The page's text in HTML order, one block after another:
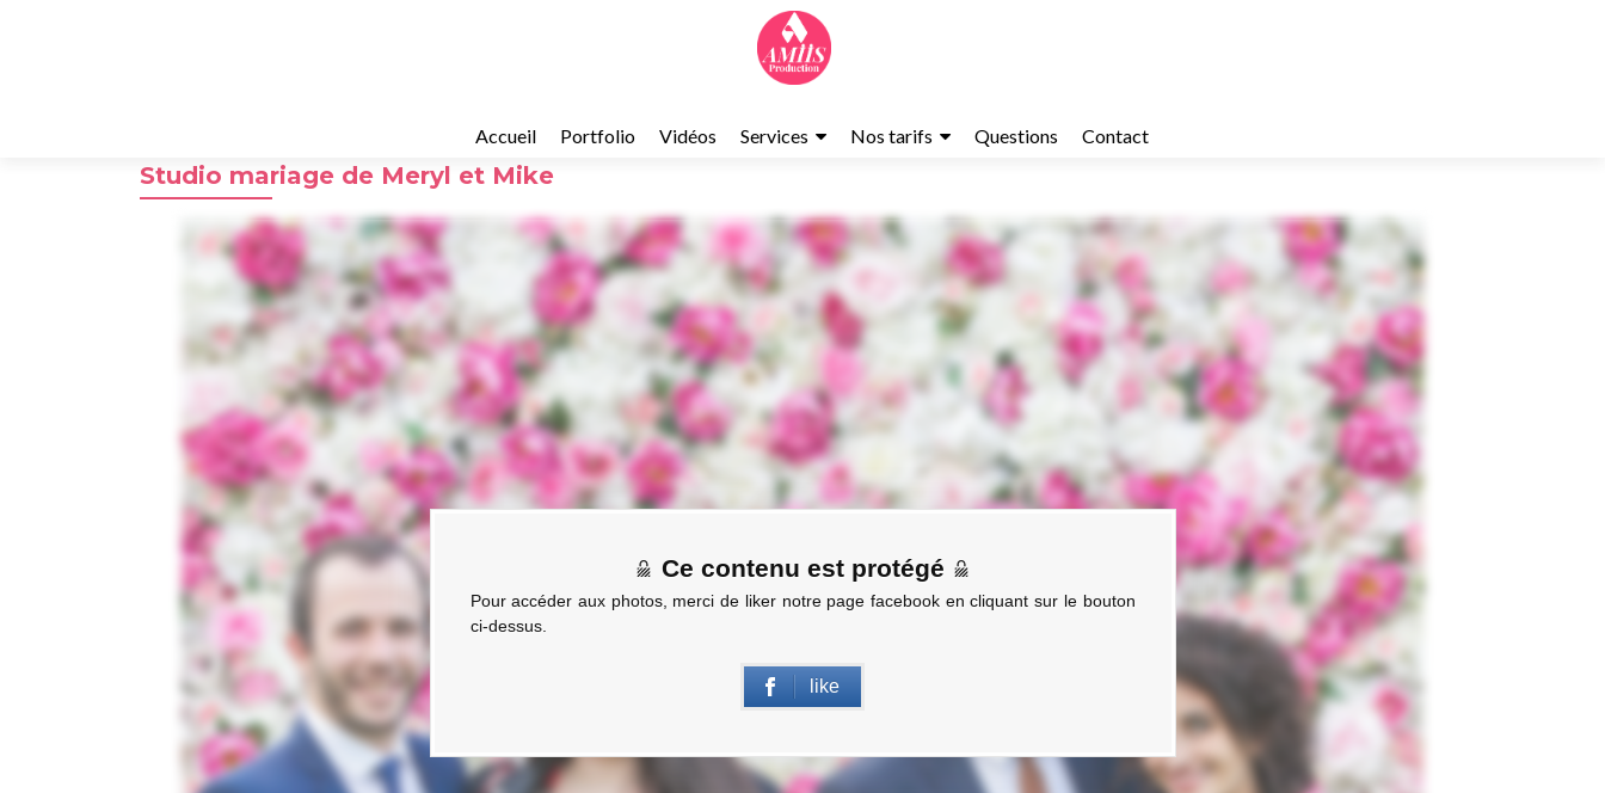
Accueil Portfolio Vidéos Services Nos tarifs Questions Contact
Studio mariage de Meryl et Mike
Ce contenu est protégé
Pour accéder aux photos, merci de liker notre page facebook en cliquant sur le bouton
ci-dessus.
like